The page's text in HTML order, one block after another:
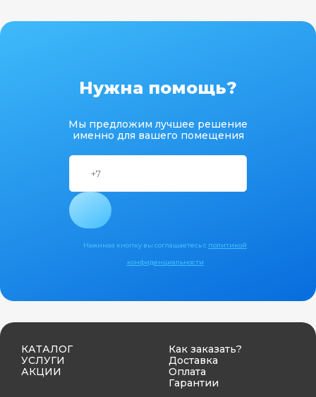
Нужна помощь?
Мы предложим лучшее решение
именно для вашего помещения
Нажимая кнопку вы соглашаетесь с политикой
конфиденциальности
КАТАЛОГ
УСЛУГИ
АКЦИИ
Как заказать?
Доставка
Оплата
Гарантии